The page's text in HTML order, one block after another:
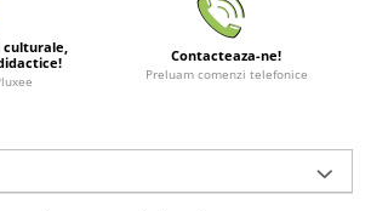
culturale,
Contacteaza-ne!
Preluam comenzi telefonice